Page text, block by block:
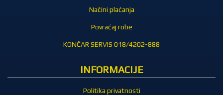
Načini plaćanja
Povraćaj robe
KONČAR SERVIS 018/4202-888
INFORMACIJE
Politika privatnosti